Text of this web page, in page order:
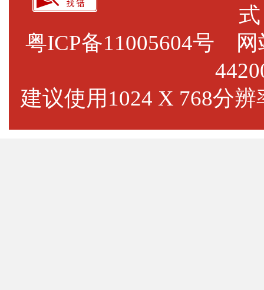
式
粤ICP备11005604号 网
建议使用1024 X 768分